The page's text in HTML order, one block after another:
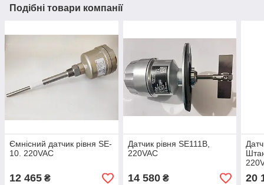
Подібні товари компанії
Ємнісний датчик рівня SE-
10. 220VAC
12 465 ₴
Датчик рівня SE111В,
220VAC
14 580₴ 20